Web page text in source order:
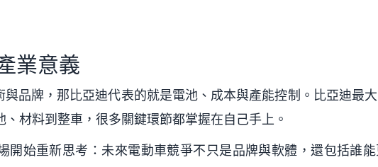
業意義
與品牌，那比亞迪代表的就是電池、成本與產能控制。比亞迪最
材料到整車，很多關鍵環節都掌握在自己手上。
開始重新思考：未來電動車競爭不只是品牌與軟體，還包括誰